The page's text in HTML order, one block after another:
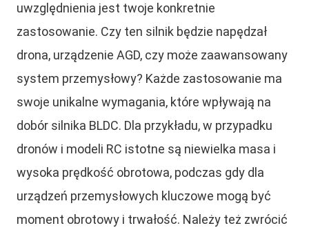
uwzględnienia jest twoje konkretnie
zastosowanie. Czy ten silnik będzie napędzał
drona, urządzenie AGD, czy może zaawansowany
system przemysłowy? Każde zastosowanie ma
swoje unikalne wymagania, które wpływają na
dobór silnika BLDC. Dla przykładu, w przypadku
dronów i modeli RC istotne są niewielka masa i
wysoka prędkość obrotowa, podczas gdy dla
urządzeń przemysłowych kluczowe mogą być
moment obrotowy i trwałość. Należy też zwrócić